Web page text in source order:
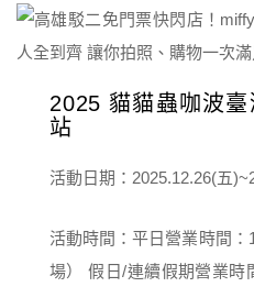
2025 貓貓蟲咖波
站
活動日期：2025.12.26(五
活動時間：平日營業時間：
場） 假日/連續假期營業時